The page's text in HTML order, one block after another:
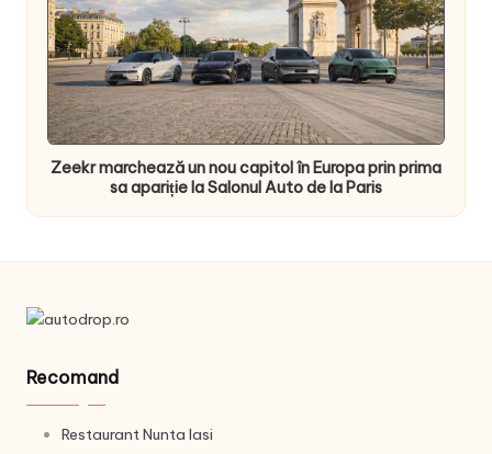
Zeekr marchează un nou capitol în Europa prin prima
sa apariție la Salonul Auto de la Paris
Recomand
Restaurant Nunta Iasi